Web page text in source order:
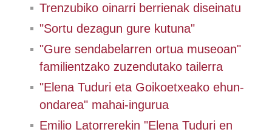
Trenzubiko oinarri berrienak diseinatu
"Sortu dezagun gure kutuna"
"Gure sendabelarren ortua museoan"
familientzako zuzendutako tailerra
"Elena Tuduri eta Goikoetxeako ehun-
ondarea" mahai-ingurua
Emilio Latorrerekin "Elena Tuduri en